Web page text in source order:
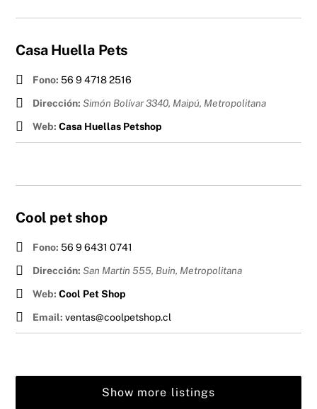
Casa Huella Pets
Fono: 56 9 4718 2516
Dirección: Simón Bolívar 3340, Maipú, Metropolitana
Web: Casa Huellas Petshop
Cool pet shop
Fono: 56 9 6431 0741
Dirección: San Martin 555, Buin, Metropolitana
Web: Cool Pet Shop
Email: ventas@coolpetshop.cl
Show more listings